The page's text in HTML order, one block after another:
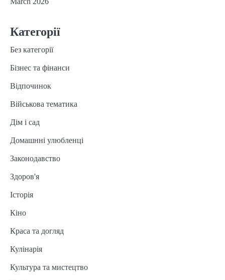
Категорії
Без категорії
Бізнес та фінанси
Відпочинок
Військова тематика
Дім і сад
Домашнні улюбленці
Законодавство
Здоров'я
Історія
Кіно
Краса та догляд
Кулінарія
Культура та мистецтво